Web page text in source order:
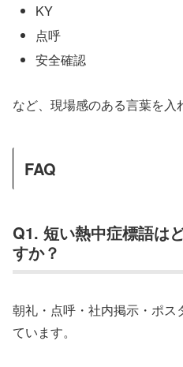
KY
点呼
安全確認
など、現場感のある言葉を入
FAQ
Q1. 短い熱中症標語は
すか？
朝礼・点呼・社内掲示・ポ
ています。